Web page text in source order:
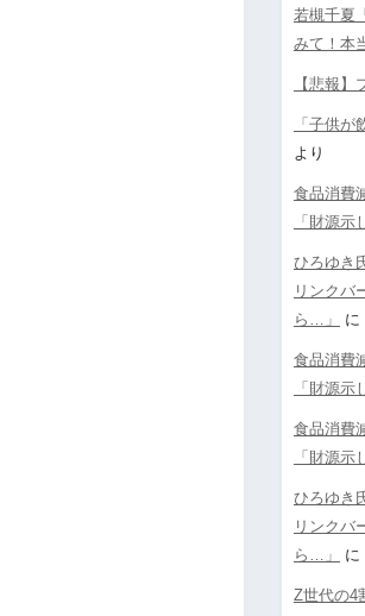
若槻千夏
みて！本
【悲報
「子供
より
食品消費
「財源示
ひろゆき
リンクバ
ら…」
に
食品消費
「財源示
食品消費
「財源示
ひろゆき
リンクバ
ら…」
に
Z世代の4